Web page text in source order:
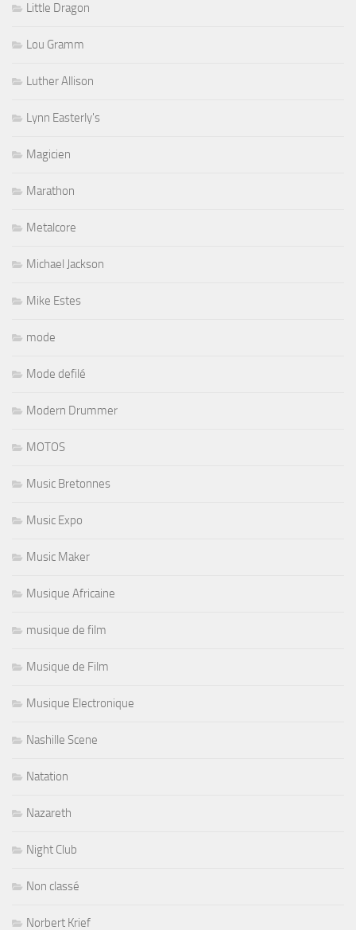
Little Dragon
Lou Gramm
Luther Allison
Lynn Easterly's
Magicien
Marathon
Metalcore
Michael Jackson
Mike Estes
mode
Mode defilé
Modern Drummer
MOTOS
Music Bretonnes
Music Expo
Music Maker
Musique Africaine
musique de film
Musique de Film
Musique Electronique
Nashille Scene
Natation
Nazareth
Night Club
Non classé
Norbert Krief